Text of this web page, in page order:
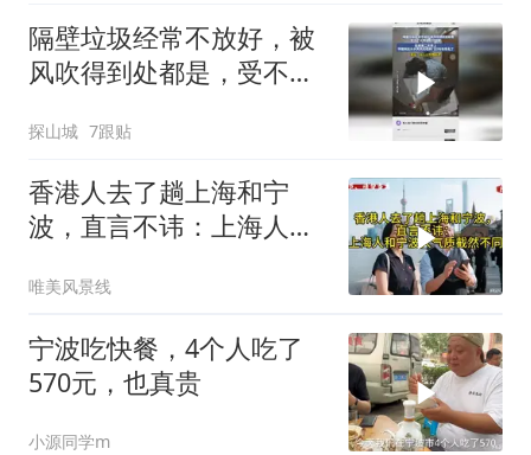
隔壁垃圾经常不放好，被
风吹得到处都是，受不了
二天早上邻居就这么水灵
灵的把家门口垃圾拿走了
探山城 7跟贴
香港人去了趟上海和宁
波，直言不讳：上海人和
唯美风景线
宁波吃快餐，4个人吃了
570元，也真贵
小源同学m